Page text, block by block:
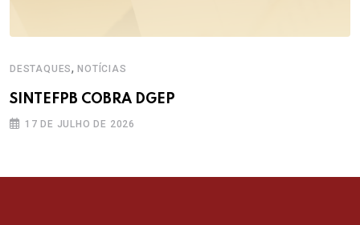
DESTAQUES,NOTÍCIAS
SINTEFPB COBRA DGEP
17 DE JULHO DE 2026